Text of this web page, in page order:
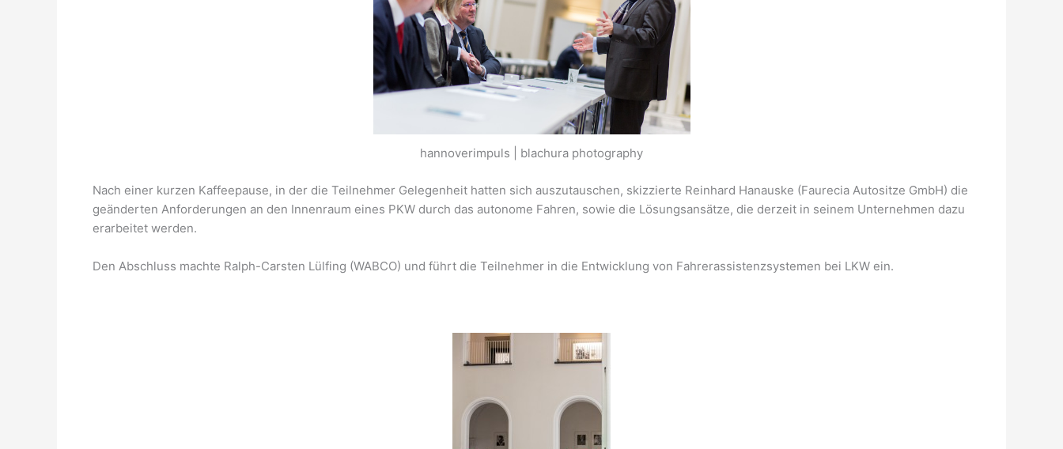
hannoverimpuls | blachura photography
Nach einer kurzen Kaffeepause, in der die Teilnehmer Gelegenheit hatten sich auszutauschen, skizzierte Reinhard Hanauske (Faurecia Autositze GmbH) die
geänderten Anforderungen an den Innenraum eines PKW durch das autonome Fahren, sowie die Lösungsansätze, die derzeit in seinem Unternehmen dazu
erarbeitet werden.
Den Abschluss machte Ralph-Carsten Lülfing (WABCO) und führt die Teilnehmer in die Entwicklung von Fahrerassistenzsystemen bei LKW ein.